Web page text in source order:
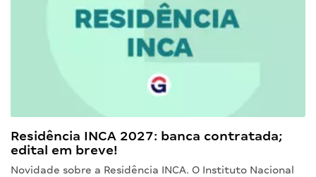
Residência INCA 2027: banca contratada;
edital em breve!
Novidade sobre a Residência INCA. O Instituto Nacional